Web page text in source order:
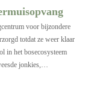
voor bijzondere
totdat ze weer klaar
in het bosecosysteem
jonkies,…